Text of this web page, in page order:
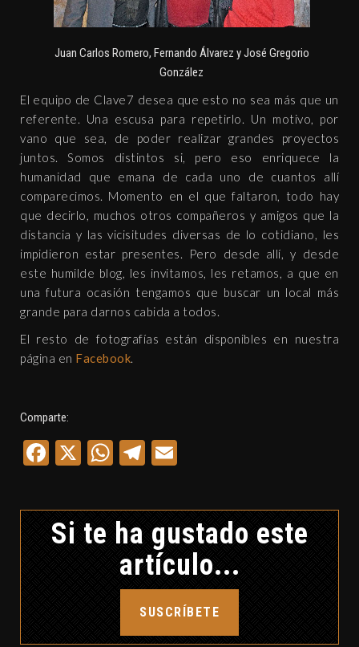
Juan Carlos Romero, Fernando Álvarez y José Gregorio
González
El equipo de Clave7 desea que esto no sea más que un
referente. Una escusa para repetirlo. Un motivo, por
vano que sea, de poder realizar grandes proyectos
juntos. Somos distintos si, pero eso enriquece la
humanidad que emana de cada uno de cuantos allí
comparecimos. Momento en el que faltaron, todo hay
que decirlo, muchos otros compañeros y amigos que la
distancia y las vicisitudes diversas de lo cotidiano, les
impidieron estar presentes. Pero desde allí, y desde
este humilde blog, les invitamos, les retamos, a que en
una futura ocasión tengamos que buscar un local más
grande para darnos cabida a todos.
El resto de fotografías están disponibles en nuestra
página en Facebook.
Comparte:
Facebook
X WhatsApp
Telegram
Si te ha gustado este
artículo...
SUSCRÍBETE